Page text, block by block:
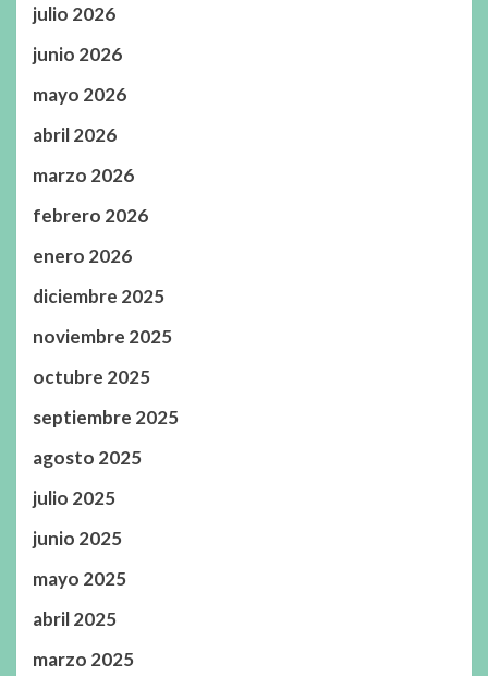
julio 2026
junio 2026
mayo 2026
abril 2026
marzo 2026
febrero 2026
enero 2026
diciembre 2025
noviembre 2025
octubre 2025
septiembre 2025
agosto 2025
julio 2025
junio 2025
mayo 2025
abril 2025
marzo 2025